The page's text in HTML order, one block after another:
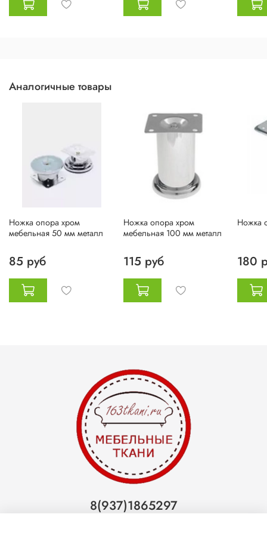
Аналогичные товары
Ножка опора хром
мебельная 50 мм металл
85 руб
Ножка опора хром
мебельная 100 мм металл
115 руб
Ножка
180
8(937)1865297